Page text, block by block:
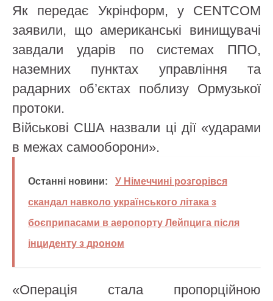
Як передає Укрінформ, у CENTCOM
заявили, що американські винищувачі
завдали ударів по системах ППО,
наземних пунктах управління та
радарних об’єктах поблизу Ормузької
протоки.
Військові США назвали ці дії «ударами
в межах самооборони».
Останні новини:
У Німеччині розгорівся
скандал навколо українського літака з
боєприпасами в аеропорту Лейпцига після
інциденту з дроном
«Операція стала пропорційною